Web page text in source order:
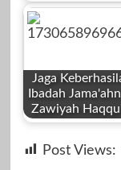
Juni 7, 2025
by
Redaksi
Maret 3, 2024
Jaga
Ibadah
Zawiyah
Redaksi
Post Views: